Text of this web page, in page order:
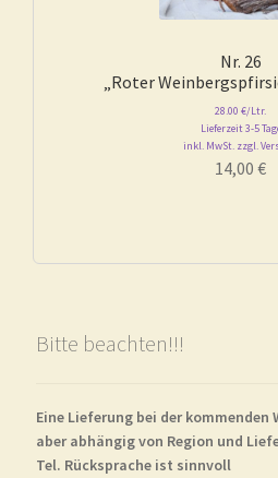
Nr. 26
„Roter
28.00 €/Ltr.
Lieferzeit 3-5
inkl. MwSt. zzgl.
14,00€
Bitte beachten!!!
Eine Lieferung bei der
aber abhängig von Region und
Tel. Rücksprache ist sinnvoll